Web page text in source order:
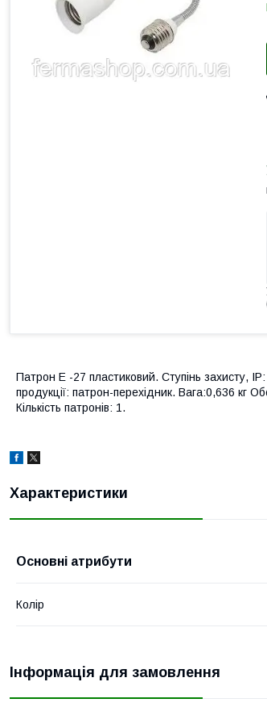
Патрон Е -27 пластиковий. Ступінь захисту,
продукції: патрон-перехідник. Вага:0,636
Кількість патронів: 1.
Характеристики
Основні атрибути
Колір
Інформація для замовлення